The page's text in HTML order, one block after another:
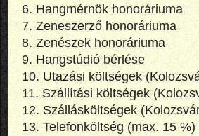
6. Hangmérnök honoráriuma
7. Zeneszerző honoráriuma
8. Zenészek honoráriuma
9. Hangstúdió bérlése
10. Utazási költségek
11. Szállítási költségek
12. Szállásköltségek
13. Telefonköltség (max. 15 %)